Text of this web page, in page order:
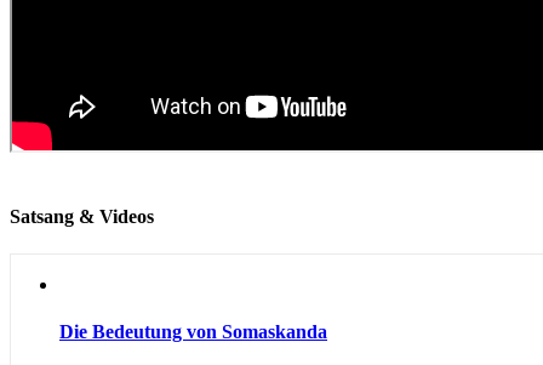
Satsang & Videos
Die Bedeutung von Somaskanda